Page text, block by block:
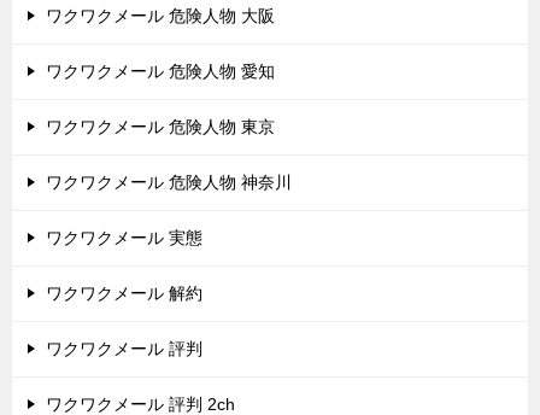
ワクワクメール 危険人物 大阪
ワクワクメール 危険人物 愛知
ワクワクメール 危険人物 東京
ワクワクメール 危険人物 神奈川
ワクワクメール 実態
ワクワクメール 解約
ワクワクメール 評判
ワクワクメール 評判 2ch